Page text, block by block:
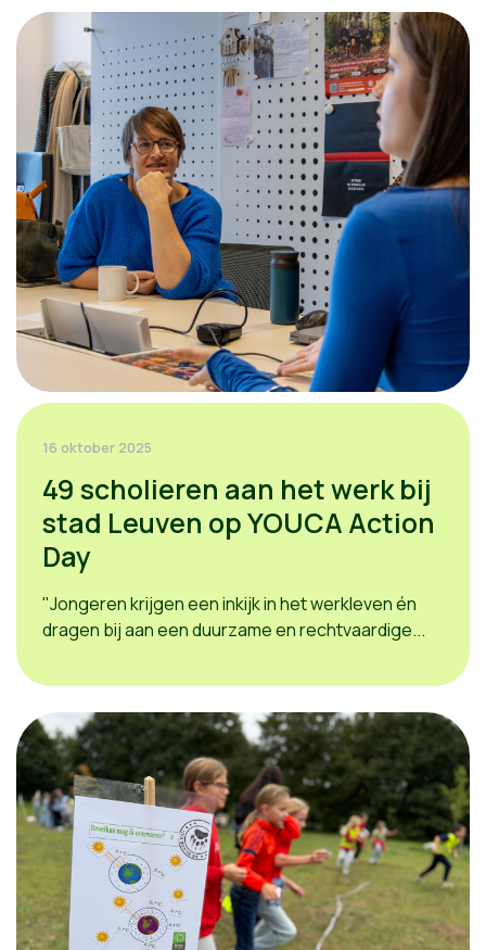
16 oktober 2025
49 scholieren aan het werk bij
stad Leuven op YOUCA Action
Day
"Jongeren krijgen een inkijk in het werkleven én
dragen bij aan een duurzame en rechtvaardige...